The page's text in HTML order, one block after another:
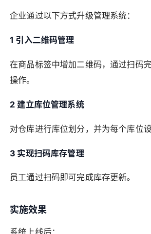
企业通过以下方式升级管理系统：
1 引入二维码管理
在商品标签中增加二维码，通过扫码
操作。
2 建立库位管理系统
对仓库进行库位划分，并为每个库位设
3 实现扫码库存管理
员工通过扫码即可完成库存更新。
实施效果
系统上线后：